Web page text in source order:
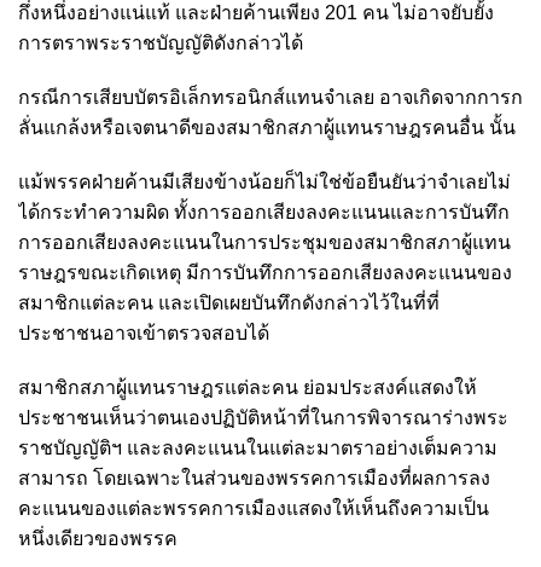
กึ่งหนึ่งอย่างแน่แท้ และฝ่ายค้านเพียง 201 คน ไม่อาจยับยั้ง
การตราพระราชบัญญัติดังกล่าวได้
กรณีการเสียบบัตรอิเล็กทรอนิกส์แทนจำเลย อาจเกิดจากการก
ลั่นแกล้งหรือเจตนาดีของสมาชิกสภาผู้แทนราษฎรคนอื่น นั้น
แม้พรรคฝ่ายค้านมีเสียงข้างน้อยก็ไม่ใช่ข้อยืนยันว่าจำเลยไม่
ได้กระทำความผิด ทั้งการออกเสียงลงคะแนนและการบันทึก
การออกเสียงลงคะแนนในการประชุมของสมาชิกสภาผู้แทน
ราษฎรขณะเกิดเหตุ มีการบันทึกการออกเสียงลงคะแนนของ
สมาชิกแต่ละคน และเปิดเผยบันทึกดังกล่าวไว้ในที่ที่
ประชาชนอาจเข้าตรวจสอบได้
สมาชิกสภาผู้แทนราษฎรแต่ละคน ย่อมประสงค์แสดงให้
ประชาชนเห็นว่าตนเองปฏิบัติหน้าที่ในการพิจารณาร่างพระ
ราชบัญญัติฯ และลงคะแนนในแต่ละมาตราอย่างเต็มความ
สามารถ โดยเฉพาะในส่วนของพรรคการเมืองที่ผลการลง
คะแนนของแต่ละพรรคการเมืองแสดงให้เห็นถึงความเป็น
หนึ่งเดียวของพรรค